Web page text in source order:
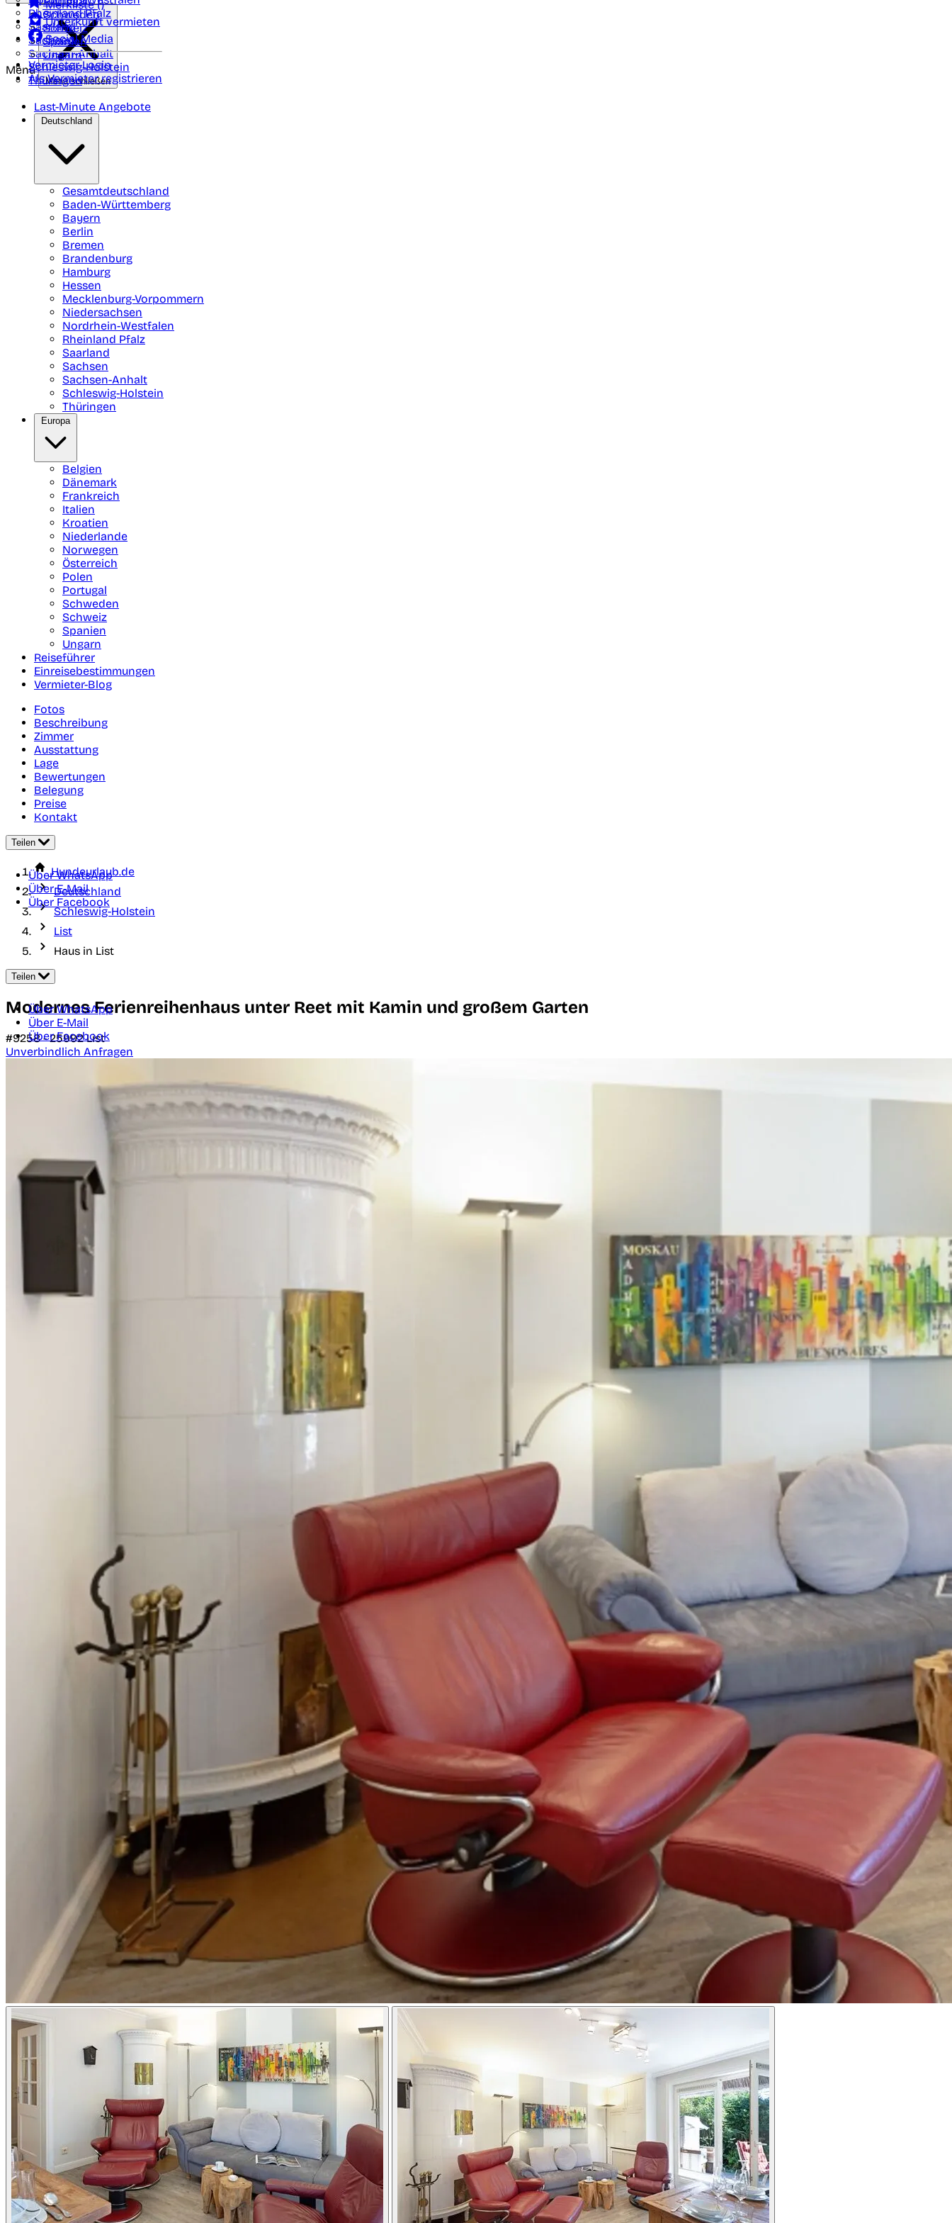
Rheinland Pfalz
Saarland
Sachsen
Sachsen-Anhalt
Schleswig-Holstein
Thüringen
Schweden
Schweiz
Spanien
Ungarn
Merkliste ()
Unterkunft vermieten
Social Media
Vermieter-Login
Als Vermieter registrieren
Menü
Menü schließen
Last-Minute Angebote
Deutschland
Gesamtdeutschland
Baden-Württemberg
Bayern
Berlin
Bremen
Brandenburg
Hamburg
Hessen
Mecklenburg-Vorpommern
Niedersachsen
Nordrhein-Westfalen
Rheinland Pfalz
Saarland
Sachsen
Sachsen-Anhalt
Schleswig-Holstein
Thüringen
Europa
Belgien
Dänemark
Frankreich
Italien
Kroatien
Niederlande
Norwegen
Österreich
Polen
Portugal
Schweden
Schweiz
Spanien
Ungarn
Reiseführer
Einreisebestimmungen
Vermieter-Blog
Fotos
Beschreibung
Zimmer
Ausstattung
Lage
Bewertungen
Belegung
Preise
Kontakt
Teilen
Über WhatsApp
Über E-Mail
Über Facebook
Hundeurlaub.de
Deutschland
Schleswig-Holstein
List
Haus in List
Teilen
Über WhatsApp
Über E-Mail
Über Facebook
Modernes Ferienreihenhaus unter Reet mit Kamin und großem Garten
#9258 -25992List
Unverbindlich Anfragen